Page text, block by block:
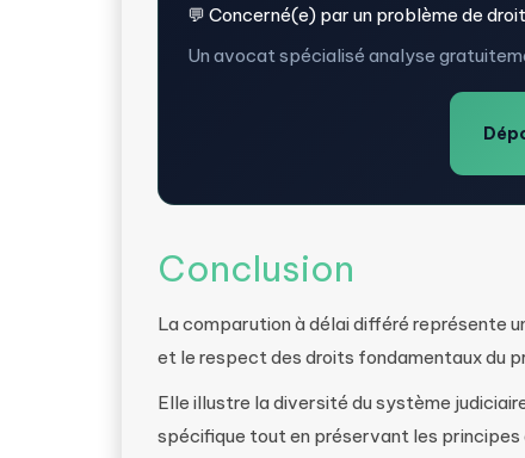
💬 Concerné(e) par un problème de
Un avocat spécialisé analyse
Conclusion
La comparution à délai différé représente
et le respect des droits fondamentaux du
Elle illustre la diversité du système
spécifique tout en préservant les principes